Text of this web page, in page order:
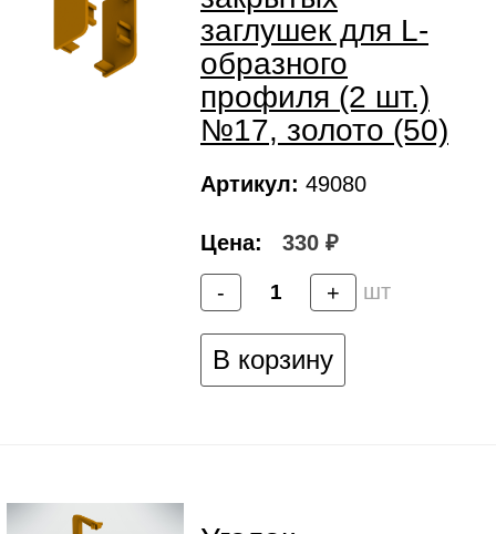
заглушек для L-
образного
профиля (2 шт.)
№17, золото (50)
Артикул: 49080
Цена: 330 ₽
- + шт
В корзину